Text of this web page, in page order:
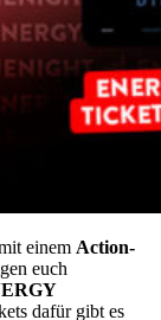
einem Action-
euch
dafür gibt es